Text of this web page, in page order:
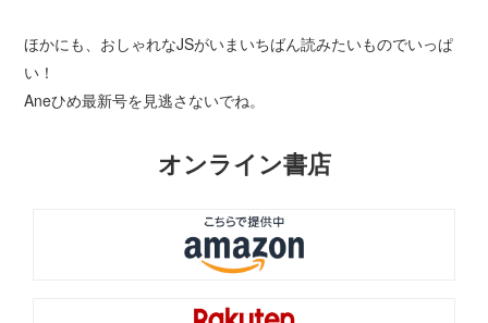
ほかにも、おしゃれなJSがいまいちばん読みたいものでいっぱ
い！
Aneひめ最新号を見逃さないでね。
オンライン書店